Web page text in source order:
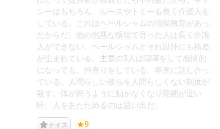
シーはもちろん、ルースやトミーも長く介護人を
している。これはヘールシャムの情操教育があっ
たからだ。他の劣悪な環境で育った人は長く介護
人ができない。ヘールシャムとそれ以外にも格差
が生まれている。主要の3人は喧嘩をして感情的
になっても、仲直りをしている。率直に話し合っ
ている。人間らしい彼らを人間らしくない制度が
殺す。体が思うように動かなくなり死期が近い
時、人をあたためるのは思い出だ。
ナイス ★9